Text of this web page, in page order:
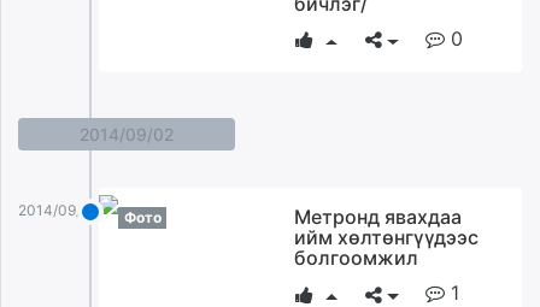
0
2014/09/02
2014/09/02 Фото
Метронд явахдаа
ийм хөлтөнгүүдээс
болгоомжил
1